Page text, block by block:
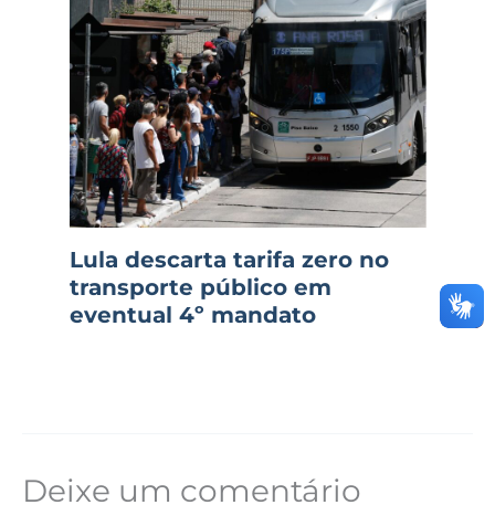
Lula descarta tarifa zero no
transporte público em
eventual 4º mandato
Deixe um comentário